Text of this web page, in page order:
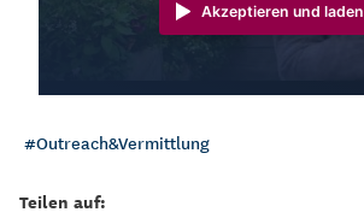
Akzeptieren und laden
Outreach&Vermittlung
Teilen auf: